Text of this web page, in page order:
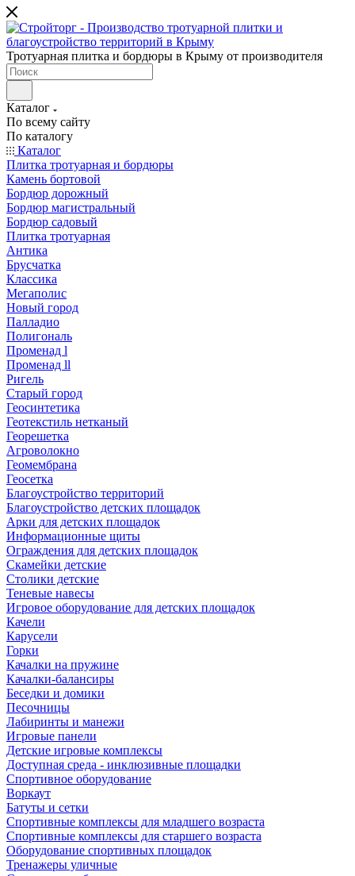
Тротуарная плитка и бордюры в Крыму от производителя
Каталог
По всему сайту
По каталогу
Каталог
Плитка тротуарная и бордюры
Камень бортовой
Бордюр дорожный
Бордюр магистральный
Бордюр садовый
Плитка тротуарная
Антика
Брусчатка
Классика
Мегаполис
Новый город
Палладио
Полигональ
Променад l
Променад ll
Ригель
Старый город
Геосинтетика
Геотекстиль нетканый
Георешетка
Агроволокно
Геомембрана
Геосетка
Благоустройство территорий
Благоустройство детских площадок
Арки для детских площадок
Информационные щиты
Ограждения для детских площадок
Скамейки детские
Столики детские
Теневые навесы
Игровое оборудование для детских площадок
Качели
Карусели
Горки
Качалки на пружине
Качалки-балансиры
Беседки и домики
Песочницы
Лабиринты и манежи
Игровые панели
Детские игровые комплексы
Доступная среда - инклюзивные площадки
Спортивное оборудование
Воркаут
Батуты и сетки
Спортивные комплексы для младшего возраста
Спортивные комплексы для старшего возраста
Оборудование спортивных площадок
Тренажеры уличные